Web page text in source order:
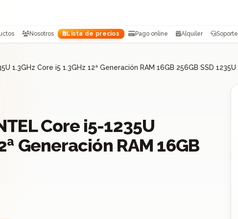
Nosotros Lista de precios Pago online Alquiler Soporte
1.3GHz Core i5 1.3GHz 12ª Generación RAM 16GB 256GB SSD 1235U
Core i5-1235U
Generación RAM 16GB